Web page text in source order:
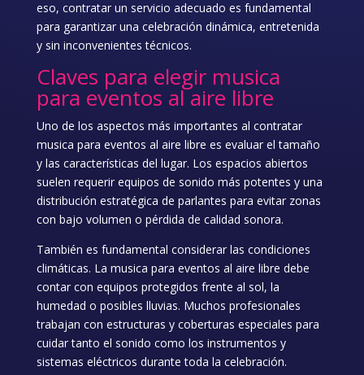
eso, contratar un servicio adecuado es fundamental
para garantizar una celebración dinámica, entretenida
y sin inconvenientes técnicos.
Claves para elegir musica
para eventos al aire libre
Uno de los aspectos más importantes al contratar
musica para eventos al aire libre es evaluar el tamaño
y las características del lugar. Los espacios abiertos
suelen requerir equipos de sonido más potentes y una
distribución estratégica de parlantes para evitar zonas
con bajo volumen o pérdida de calidad sonora.
También es fundamental considerar las condiciones
climáticas. La musica para eventos al aire libre debe
contar con equipos protegidos frente al sol, la
humedad o posibles lluvias. Muchos profesionales
trabajan con estructuras y coberturas especiales para
cuidar tanto el sonido como los instrumentos y
sistemas eléctricos durante toda la celebración.